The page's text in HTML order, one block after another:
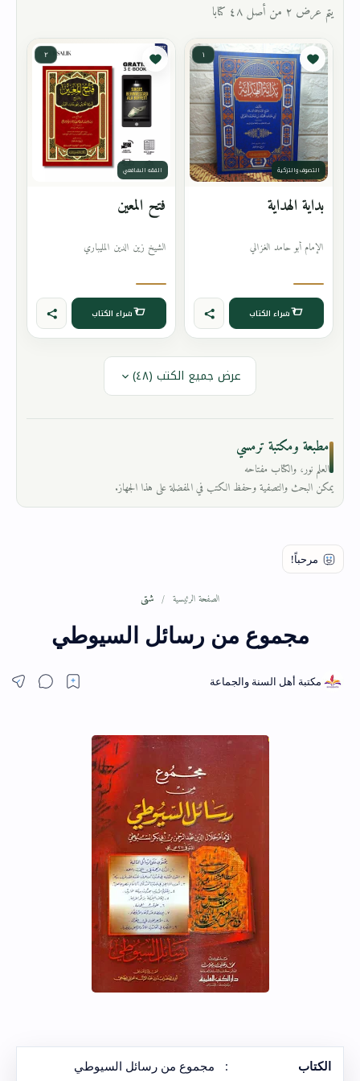
يتم عرض ٢ من أصل ٤٨ كتابا
١
التصوف والتزكية
بداية الهداية
الإمام أبو حامد الغزالي
شراء الكتاب
٢
الفقه الشافعي
فتح المعين
الشيخ زين الدين المليباري
شراء الكتاب
عرض جميع الكتب (٤٨)
مطبعة ومكتبة ترمسي
العلم نور، والكتاب مفتاحه
يمكن البحث والتصفية وحفظ الكتب في المفضلة على هذا الجهاز.
الصفحة الرئيسية شتى
مجموع من رسائل السيوطي
الكتاب : مجموع من رسائل السيوطي